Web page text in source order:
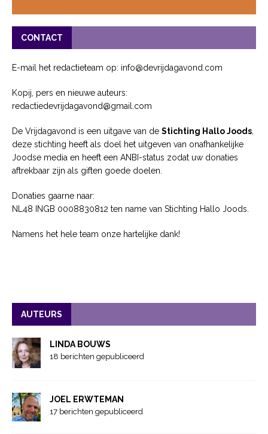
CONTACT
E-mail het redactieteam op: info@devrijdagavond.com
Kopij, pers en nieuwe auteurs:
redactiedevrijdagavond@gmail.com
De Vrijdagavond is een uitgave van de Stichting Hallo Joods
deze stichting heeft als doel het uitgeven van onafhankelijke
Joodse media en heeft een ANBI-status zodat uw donaties
aftrekbaar zijn als giften goede doelen.
Donaties gaarne naar:
NL48 INGB 0008830812 ten name van Stichting Hallo Joods.
Namens het hele team onze hartelijke dank!
AUTEURS
LINDA BOUWS
18 berichten gepubliceerd
JOEL ERWTEMAN
17 berichten gepubliceerd